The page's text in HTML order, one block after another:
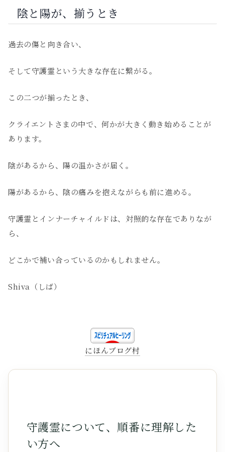
陰と陽が、揃うとき
過去の傷と向き合い、
そして守護霊という大きな存在に繋がる。
この二つが揃ったとき、
クライエントさまの中で、何かが大きく動き始めることが
あります。
陰があるから、陽の温かさが届く。
陽があるから、陰の痛みを抱えながらも前に進める。
守護霊とインナーチャイルドは、対照的な存在でありなが
ら、
どこかで補い合っているのかもしれません。
Shiva（しば）
にほんブログ村
守護霊について、順番に理解した
い方へ